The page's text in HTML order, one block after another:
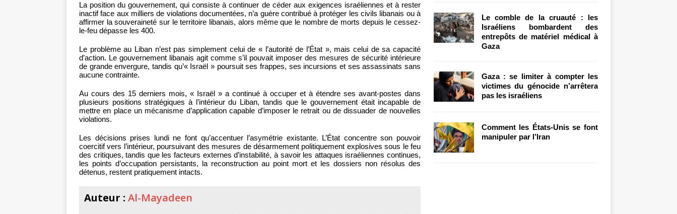
La position du gouvernement, qui consiste à continuer de céder aux exigences israéliennes et à rester
inactif face aux milliers de violations documentées, n’a guère contribué à protéger les civils libanais ou à
affirmer la souveraineté sur le territoire libanais, alors même que le nombre de morts depuis le cessez-
le-feu dépasse les 400.
Le problème au Liban n’est pas simplement celui de « l’autorité de l’État », mais celui de sa capacité
d’action. Le gouvernement libanais agit comme s’il pouvait imposer des mesures de sécurité intérieure
de grande envergure, tandis qu’« Israël » poursuit ses frappes, ses incursions et ses assassinats sans
aucune contrainte.
Au cours des 15 derniers mois, « Israël » a continué à occuper et à étendre ses avant-postes dans
plusieurs positions stratégiques à l’intérieur du Liban, tandis que le gouvernement était incapable de
mettre en place un mécanisme d’application capable d’imposer le retrait ou de dissuader de nouvelles
violations.
Les décisions prises lundi ne font qu’accentuer l’asymétrie existante. L’État concentre son pouvoir
coercitif vers l’intérieur, poursuivant des mesures de désarmement politiquement explosives sous le feu
des critiques, tandis que les facteurs externes d’instabilité, à savoir les attaques israéliennes continues,
les points d’occupation persistants, la reconstruction au point mort et les dossiers non résolus des
détenus, restent pratiquement intacts.
Auteur : Al-Mayadeen
Le comble de la cruauté : les
Israéliens bombardent des
entrepôts de matériel médical à
Gaza
Gaza : se limiter à compter les
victimes du génocide n’arrêtera
pas les israéliens
Comment les États-Unis se font
manipuler par l’Iran